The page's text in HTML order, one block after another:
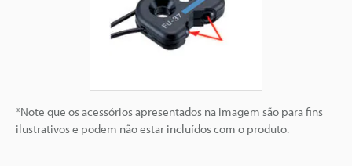
*Note que os acessórios apresentados na imagem são para fins
ilustrativos e podem não estar incluídos com o produto.